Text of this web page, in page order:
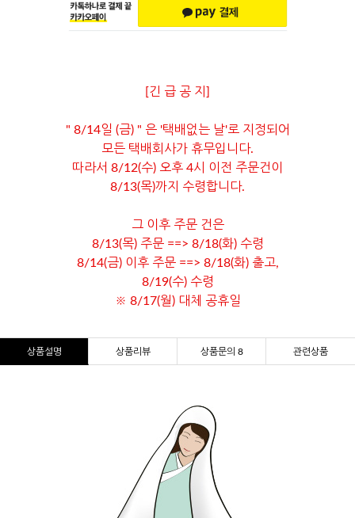
[긴 급 공 지]
" 8/14일 (금) " 은 '택배없는 날'로 지정되어
모든 택배회사가 휴무입니다.
따라서 8/12(수) 오후 4시 이전 주문건이
8/13(목)까지 수령합니다.
그 이후 주문 건은
8/13(목) 주문 ==> 8/18(화) 수령
8/14(금) 이후 주문 ==> 8/18(화) 출고,
8/19(수) 수령
※ 8/17(월) 대체 공휴일
상품설명 상품리뷰 상품문의 8 관련상품